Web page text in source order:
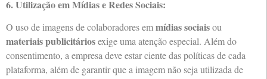
6. Utilização em Mídias e Redes Sociais:
O uso de imagens de colaboradores emmídias sociaisou
materiais publicitáriosexige uma atenção especial. Além do
consentimento, a empresa deve estar ciente das políticas de cada
plataforma, além de garantir que a imagem não seja utilizada de